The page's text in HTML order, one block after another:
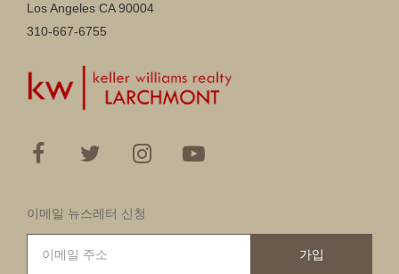
Los Angeles CA 90004
310-667-6755
이메일 뉴스레터 신청
가입